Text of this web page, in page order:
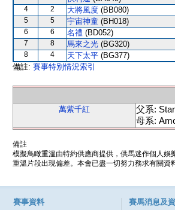
4
2 大將風度 (BB080)
5
5 宇宙神童 (BH018)
6
6 名禮 (BD052)
7
8 馬來之光 (BG320)
8
4 天下太平 (BG377)
備註: 賽事特別情況索引
萬紫千紅
父系:
母系:
備註
模擬鳥瞰重溫由特約供應商提供，供馬迷作個人
重溫片段出現偏差。本會已盡一切努力務求有關資
賽事資料 賽馬消息及